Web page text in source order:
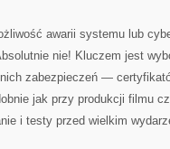
awarii systemu lub
nie! Kluczem jest
zabezpieczeń —
jak przy produkcji filmu
i testy przed wielkim